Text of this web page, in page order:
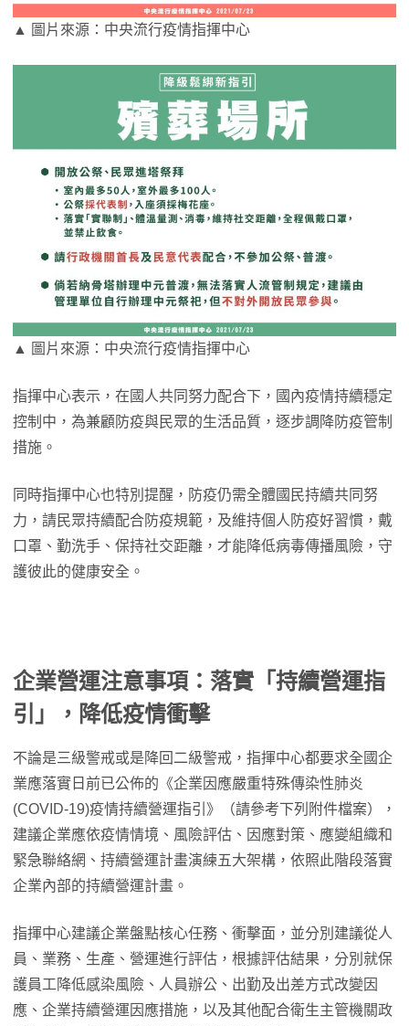
▲ 圖片來源：中央流行疫情指揮中心
▲ 圖片來源：中央流行疫情指揮中心
指揮中心表示，在國人共同努力配合下，國內疫情持續穩定
控制中，為兼顧防疫與民眾的生活品質，逐步調降防疫管制
措施。
同時指揮中心也特別提醒，防疫仍需全體國民持續共同努
力，請民眾持續配合防疫規範，及維持個人防疫好習慣，戴
口罩、勤洗手、保持社交距離，才能降低病毒傳播風險，守
護彼此的健康安全。
企業營運注意事項：落實「持續營運指
引」，降低疫情衝擊
不論是三級警戒或是降回二級警戒，指揮中心都要求全國企
業應落實日前已公佈的《企業因應嚴重特殊傳染性肺炎
(COVID-19)疫情持續營運指引》（請參考下列附件檔案），
建議企業應依疫情情境、風險評估、因應對策、應變組織和
緊急聯絡網、持續營運計畫演練五大架構，依照此階段落實
企業內部的持續營運計畫。
指揮中心建議企業盤點核心任務、衝擊面，並分別建議從人
員、業務、生產、營運進行評估，根據評估結果，分別就保
護員工降低感染風險、人員辦公、出勤及出差方式改變因
應、企業持續營運因應措施，以及其他配合衛生主管機關政